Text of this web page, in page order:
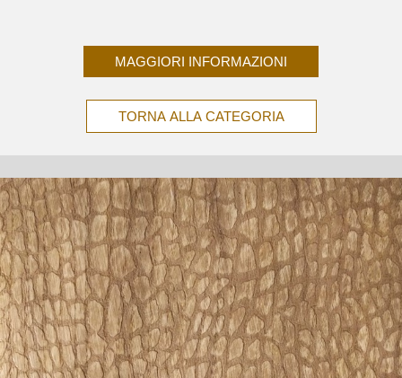
MAGGIORI INFORMAZIONI
TORNA ALLA CATEGORIA